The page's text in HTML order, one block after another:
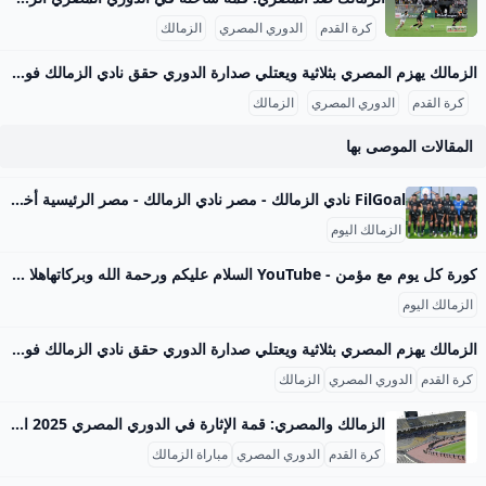
كرة القدم الدوري المصري الزمالك
الزمالك يهزم المصري بثلاثية ويعتلي صدارة الدوري حقق نادي الزمالك فوزًا بارزًا على نظيره المصري البورسعيدي بثلاثية نظيفة في مباراة الجولة السادسة من الدوري المصري الممتاز، التي أقيمت مساء السبت 13 سبتمبر 2025 على ستاد برج العرب. افتتح عدي الدباغ التسجيل في الدقيقة 30 بعد متابعة كرة ارتدت من القائم إثر تمريرة من ناصر ماهر وتصدى دفاع المصري، مما استغلها بذكاء ليضع الكرة في الشباك. وفي الشوط الثاني، أضاف عمر جابر الهدف الثاني في الدقيقة 64 بعدما تلقى تمريرة من البرازيلي خوان بيزيرا تابعها داخل منطقة الجزاء بنجاح.
كرة القدم الدوري المصري الزمالك
المقالات الموصى بها
FilGoal نادي الزمالك - مصر نادي الزمالك - مصر الرئيسية أخبار مباريات ميركاتو فانتازي في الجول مسابقة التوقعات فيديوهات عدسات آراء حرة ركن الألعاب الدوري المصري الدوري الإنجليزي الممتاز الدوري الإسباني الدوري الإيطالي الدوري الفرنسي الدوري الألماني الدوري السعودي للمحترفين دوري أبطال إفريقيا كأس الكونفدرالية دوري أبطال أوروبا كل البطولات الكرة المصرية الدوري المصري الكرة الأوروبية الكرة الإفريقية منتخب مصر سعودي في الجول الدوري الإنجليزي الدوري الإسباني دوري أبطال أوروبا القسم الثاني رياضات أخرى كرة سلة
الزمالك اليوم
كورة كل يوم مع مؤمن - YouTube السلام عليكم ورحمة الله وبركاتهاهلا ومرحبا بكم في قناة زمالك اليومقناة خاصة باخبار نادي الزمالك اليومية وبعض اخبار الدوري المصري و احصائيات لمباريات الزمال…
الزمالك اليوم
الزمالك يهزم المصري بثلاثية ويعتلي صدارة الدوري حقق نادي الزمالك فوزًا بارزًا على نظيره المصري البورسعيدي بثلاثية نظيفة في مباراة الجولة السادسة من الدوري المصري الممتاز، التي أقيمت مساء السبت 13 سبتمبر 2025 على ستاد برج العرب. افتتح عدي الدباغ التسجيل في الدقيقة 30 بعد متابعة كرة ارتدت من القائم إثر تمريرة من ناصر ماهر وتصدى دفاع المصري، مما استغلها بذكاء ليضع الكرة في الشباك. وفي الشوط الثاني، أضاف عمر جابر الهدف الثاني في الدقيقة 64 بعدما تلقى تمريرة من البرازيلي خوان بيزيرا تابعها داخل منطقة الجزاء بنجاح.
كرة القدم الدوري المصري الزمالك
الزمالك والمصري: قمة الإثارة في الدوري المصري 2025 الزمالك اليوم يقف على أعتاب مواجهة حاسمة في الدوري المصري الممتاز لموسم 2025-2026، حيث يستعد لملاقاة فريق المصري البورسعيدي ضمن منافسات الجولة السادسة، والتي تُقام يوم السبت 13 سبتمبر 2025 في تمام الساعة الثامنة مساءً بتوقيت القاهرة. تقام المباراة على استاد برج العرب بمدينة الإسكندرية، وهو ملعب ذو سعة كبيرة يُعطي المباراة طابعاً حماسياً على مستوى الحضور الجماهيري والضغوط التي تشكل فاعلية المباراة في سباق الدوري. يُعد هذا اللقاء محطة مهمة للزمالك الذي يسعى لتعويض خسارته الأخيرة أمام وادي دجلة بهدفين مقابل هدف، إذ أن نقاط المباراة الثلاث لها تأثير كبير في ترتيب الفريق داخل جدول المنافسة الذي يشهد تقاربًا في النقاط بين كبار الفرق.
كرة القدم الدوري المصري مباراة الزمالك